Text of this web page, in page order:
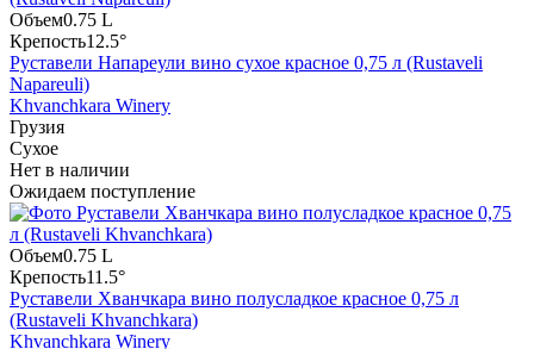
Объем0.75 L
Крепость12.5°
Руставели Напареули вино сухое красное 0,75 л (Rustaveli
Napareuli)
Khvanchkara Winery
Грузия
Сухое
Нет в наличии
Ожидаем поступление
Объем0.75 L
Крепость11.5°
Руставели Хванчкара вино полусладкое красное 0,75 л
(Rustaveli Khvanchkara)
Khvanchkara Winery